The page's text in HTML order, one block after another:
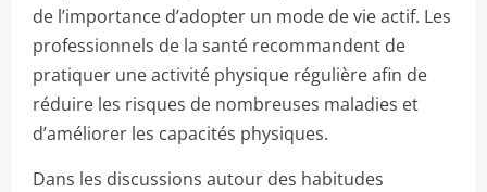
de l’importance d’adopter un mode de vie actif. Les
professionnels de la santé recommandent de
pratiquer une activité physique régulière afin de
réduire les risques de nombreuses maladies et
d’améliorer les capacités physiques.
Dans les discussions autour des habitudes